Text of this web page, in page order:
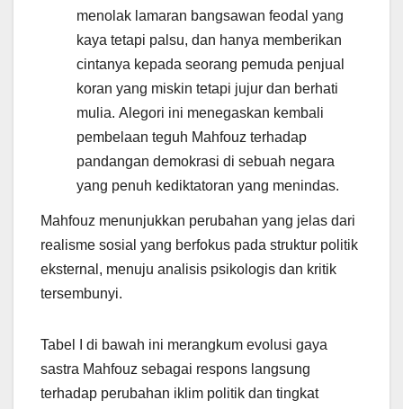
menolak lamaran bangsawan feodal yang
kaya tetapi palsu, dan hanya memberikan
cintanya kepada seorang pemuda penjual
koran yang miskin tetapi jujur dan berhati
mulia. Alegori ini menegaskan kembali
pembelaan teguh Mahfouz terhadap
pandangan demokrasi di sebuah negara
yang penuh kediktatoran yang menindas.
Mahfouz menunjukkan perubahan yang jelas dari
realisme sosial yang berfokus pada struktur politik
eksternal, menuju analisis psikologis dan kritik
tersembunyi.
Tabel I di bawah ini merangkum evolusi gaya
sastra Mahfouz sebagai respons langsung
terhadap perubahan iklim politik dan tingkat